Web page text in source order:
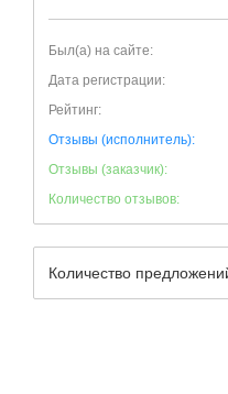
Был(а) на сайте:
Дата регистрации:
Рейтинг:
Отзывы (исполнитель):
Отзывы (заказчик):
Количество отзывов:
Количество